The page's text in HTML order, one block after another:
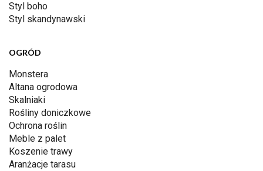
Styl boho
Styl skandynawski
OGRÓD
Monstera
Altana ogrodowa
Skalniaki
Rośliny doniczkowe
Ochrona roślin
Meble z palet
Koszenie trawy
Aranżacje tarasu